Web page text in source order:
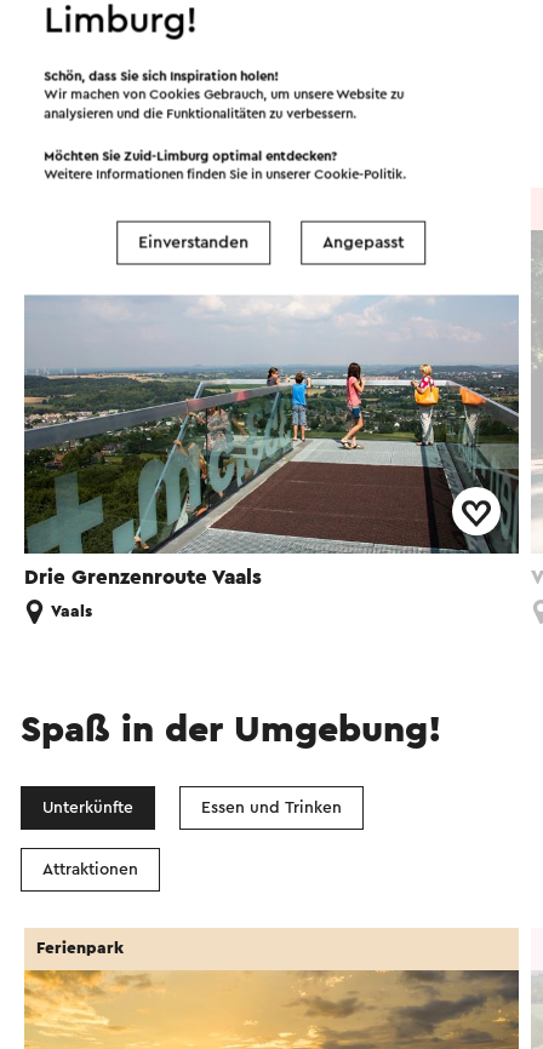
Routen in der Region
Drie Grenzenroute Vaals
Vaals
Spaß in der Umgebung!
Unterkünfte Essen und Trinken
Attraktionen
Ferienpark
Limburg!
Schön, dass Sie sich Inspiration holen!
Wir machen von Cookies Gebrauch, um unsere Website zu
analysieren und die Funktionalitäten zu verbessern.
Möchten Sie Zuid-Limburg optimal entdecken?
Weitere Informationen finden Sie in unsererCookie-Politik.
Einverstanden Angepasst